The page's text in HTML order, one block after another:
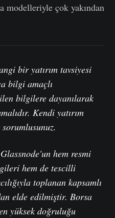
modelleriyle çok yakından
bir yatırım tavsiyesi
bilgi amaçlı
bilgilere dayanılarak
Kendi yatırım
hem resmi
hem de tescilli
toplanan kapsamlı
elde edilmiştir. Borsa
yüksek doğruluğu